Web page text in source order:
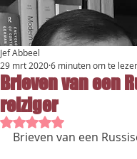
Brieven van een
reiziger
Jef Abbeel
29 mrt 20206 minuten om te
Beoordeeld met NaN
Brieven van een